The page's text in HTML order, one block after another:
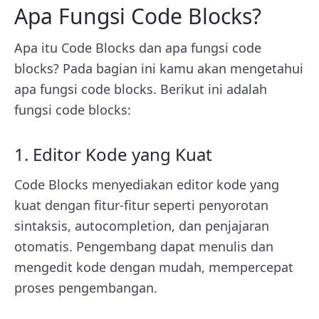
Apa Fungsi Code Blocks?
Apa itu Code Blocks dan apa fungsi code
blocks? Pada bagian ini kamu akan mengetahui
apa fungsi code blocks. Berikut ini adalah
fungsi code blocks:
1. Editor Kode yang Kuat
Code Blocks menyediakan editor kode yang
kuat dengan fitur-fitur seperti penyorotan
sintaksis, autocompletion, dan penjajaran
otomatis. Pengembang dapat menulis dan
mengedit kode dengan mudah, mempercepat
proses pengembangan.